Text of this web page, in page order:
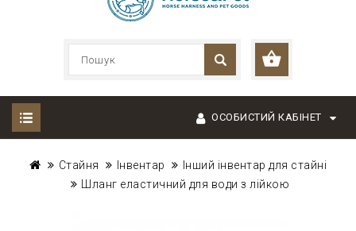
ОСОБИСТИЙ КАБІНЕТ
Стайня Інвентар
Інший інвентар для стайні
Шланг еластичний для води з лійкою